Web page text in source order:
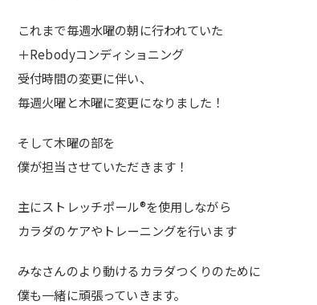
これまで毎週水曜の朝に行われていた
＋Rebodyコンディショニング
受付時間の変更に伴い、
毎週火曜と木曜に変更になりました！
そして木曜の部を
僕が担当させていただきます！
主にストレッチポール®を使用しながら
カラダのケアやトレーニングを行います
みなさんのより動けるカラダつくりのために
僕も一緒に頑張っていきます。